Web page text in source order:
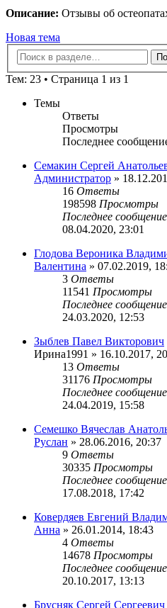
Описание: Отзывы об
Новая тема
Тем: 23 • Страница 1 из 1
Темы
Ответы
Просмотры
Последнее
Семакин Сергей
Администратор »
16 Ответы
198598 Просмотры
Последнее сообщение
08.04.2020, 23:01
Глодова Вероника
Валентина » 07.02.2019,
3 Ответы
11541 Просмотры
Последнее сообщение
24.03.2020, 12:53
Зыблев Павел Викторович
Ирина1991 » 16.10.2017,
13 Ответы
31176 Просмотры
Последнее сообщение
24.04.2019, 15:58
Семешко Вячеслав
Руслан » 28.06.2016, 20:37
9 Ответы
30335 Просмотры
Последнее сообщение
17.08.2018, 17:42
Ковердяев Евгений
Анна » 26.01.2014, 18:43
4 Ответы
14678 Просмотры
Последнее сообщение
20.10.2017, 13:13
Брусняк Сергей Сергеевич